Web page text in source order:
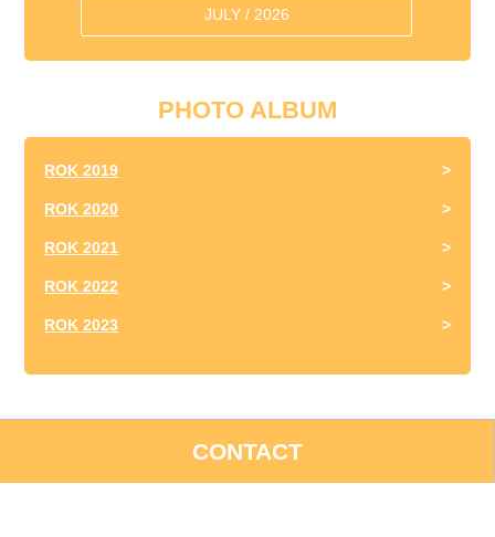
JULY / 2026
PHOTO ALBUM
ROK 2019
ROK 2020
ROK 2021
ROK 2022
ROK 2023
CONTACT